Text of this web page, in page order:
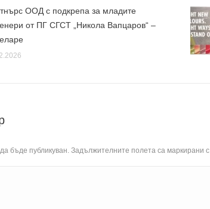
ООД с подкрепа за младите
от ПГ СГСТ „Никола Вапцаров“ –
бъде публикуван. Задължителните полета са маркирани с